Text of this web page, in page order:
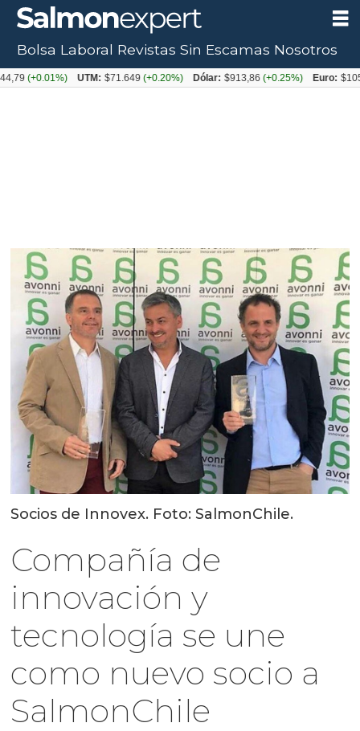
Socios de Innovex. Foto: SalmonChile.
Compañía de
innovación y
tecnología se une
como nuevo socio a
SalmonChile
Bolsa Laboral Revistas Sin Escamas Nosotros
UTM: $71.649(+0.20%) Dólar: $913,86(+0.25%) Euro: $1053,08(-